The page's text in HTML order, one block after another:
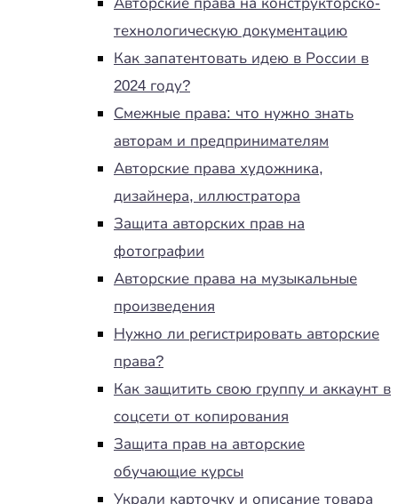
технологическую документацию
Как запатентовать идею в России в
2024 году?
Смежные права: что нужно знать
авторам и предпринимателям
Авторские права художника,
дизайнера, иллюстратора
Защита авторских прав на
фотографии
Авторские права на музыкальные
произведения
Нужно ли регистрировать авторские
права?
Как защитить свою группу и аккаунт в
соцсети от копирования
Защита прав на авторские
обучающие курсы
Украли карточку и описание товара